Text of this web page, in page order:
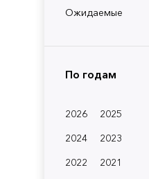
Ожидаемые
По годам
2026
2025
2024
2023
2022
2021